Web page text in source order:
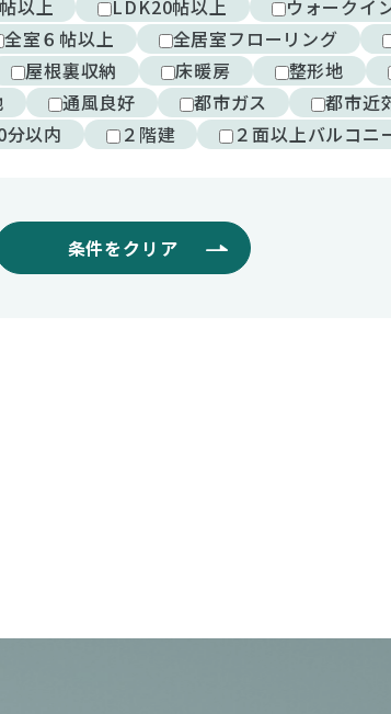
以上 LDK20帖以上
ウォークイ
全室６帖以上 全居室フローリング
屋根裏収納 床暖房 整形地
通風良好 都市ガス
都市近
分以内 ２階建 ２面以上バルコニ
条件をクリア